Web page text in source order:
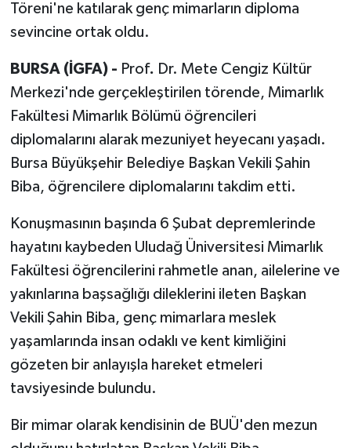
Töreni'ne katılarak genç mimarların diploma
sevincine ortak oldu.
BURSA (İGFA) - Prof. Dr. Mete Cengiz Kültür
Merkezi'nde gerçekleştirilen törende, Mimarlık
Fakültesi Mimarlık Bölümü öğrencileri
diplomalarını alarak mezuniyet heyecanı yaşadı.
Bursa Büyükşehir Belediye Başkan Vekili Şahin
Biba, öğrencilere diplomalarını takdim etti.
Konuşmasının başında 6 Şubat depremlerinde
hayatını kaybeden Uludağ Üniversitesi Mimarlık
Fakültesi öğrencilerini rahmetle anan, ailelerine ve
yakınlarına başsağlığı dileklerini ileten Başkan
Vekili Şahin Biba, genç mimarlara meslek
yaşamlarında insan odaklı ve kent kimliğini
gözeten bir anlayışla hareket etmeleri
tavsiyesinde bulundu.
Bir mimar olarak kendisinin de BUÜ'den mezun